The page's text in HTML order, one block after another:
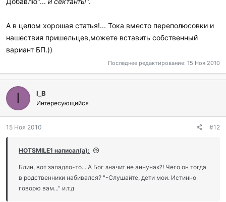
А в целом хорошая статья!... Тока вместо переполюсовки и
нашествия пришельцев,можете вставить собственный
вариант БП.))
Последнее редактирование: 15 Ноя 2010
I I_B
Интересующийся
15 Ноя 2010 #12
HOTSMILE1 написал(а):
Блин, вот западло-то... А Бог значит не аннунак?! Чего он тогда
в родственники набивался? "-Слушайте, дети мои. Истинно
говорю вам..." и.т.д